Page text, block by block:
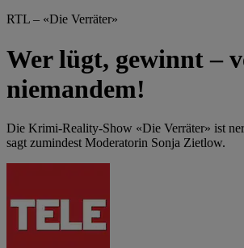
RTL – «Die Verräter»
Wer lügt, gewinnt –
niemandem!
Die Krimi-Reality-Show «Die Verräter» ist
sagt zumindest Moderatorin Sonja Zietlow.